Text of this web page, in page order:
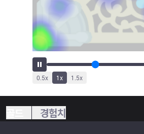
0.5x 1x 1.5x
경험치